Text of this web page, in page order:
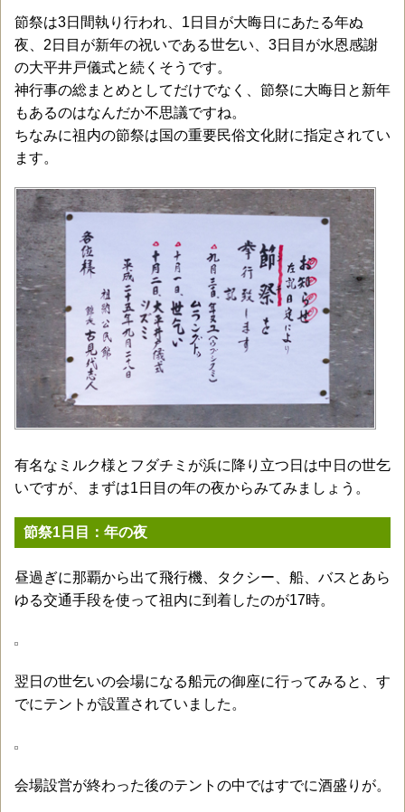
節祭は3日間執り行われ、1日目が大晦日にあたる年ぬ
夜、2日目が新年の祝いである世乞い、3日目が水恩感謝
の大平井戸儀式と続くそうです。
神行事の総まとめとしてだけでなく、節祭に大晦日と新年
もあるのはなんだか不思議ですね。
ちなみに祖内の節祭は国の重要民俗文化財に指定されてい
ます。
有名なミルク様とフダチミが浜に降り立つ日は中日の世乞
いですが、まずは1日目の年の夜からみてみましょう。
節祭1日目：年の夜
昼過ぎに那覇から出て飛行機、タクシー、船、バスとあら
ゆる交通手段を使って祖内に到着したのが17時。
翌日の世乞いの会場になる船元の御座に行ってみると、す
でにテントが設置されていました。
会場設営が終わった後のテントの中ではすでに酒盛りが。